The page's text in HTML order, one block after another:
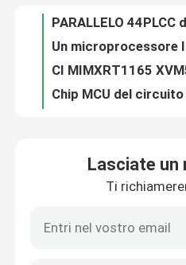
Controllo di qualità
Contattici
Richieda una citazione
Lasciate un
Ti